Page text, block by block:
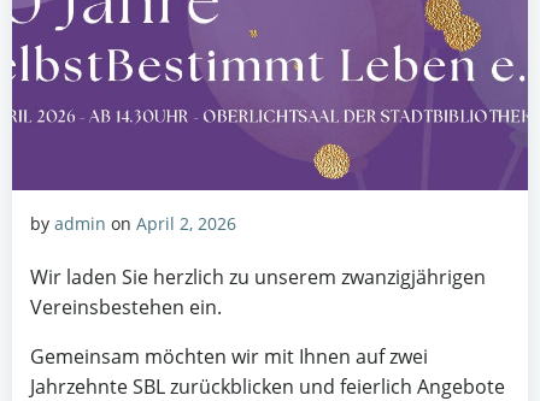
by admin on April 2, 2026
Wir laden Sie herzlich zu unserem zwanzigjährigen
Vereinsbestehen ein.
Gemeinsam möchten wir mit Ihnen auf zwei
Jahrzehnte SBL zurückblicken und feierlich Angebote